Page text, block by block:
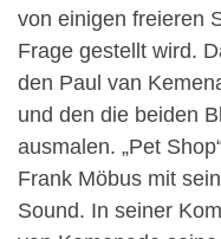
von einigen freieren
Frage gestellt wird.
den Paul van
und den die beiden
ausmalen. „Pet
Frank Möbus mit
Sound. In seiner